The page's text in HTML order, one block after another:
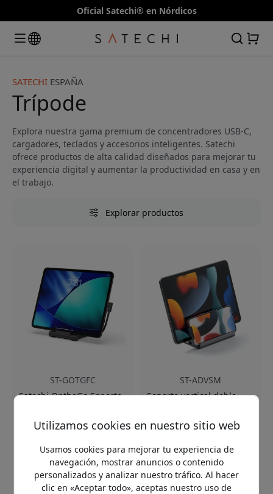
Oficial Satechi® en Nórdicos
SATECHI ESPAÑA
Trípode
Explora nuestra gama premium de concentradores USB-C,
cargadores, teclados y accesorios inteligentes. Satechi
ofrece productos de alta calidad diseñados para mejorar tu
experiencia digital y aumentar la productividad en casa y en
el trabajo.
Explorar productos
ST-GOTGFC
Satechi OntheGo Soporte
carga de 100 W y puertos
dispositivos USB-C -
Negro espacial
Soporte ajustable para
iPad con acolchado
ST-ADVSM
Soporte vertical doble
aluminio y almohadillas
espacial
Espacio doble para
portátil y tableta
Construcción robusta de
Utilizamos cookies en nuestro sitio web
Usamos cookies para mejorar tu experiencia de
navegación, mostrar anuncios o contenido
personalizados y analizar nuestro tráfico. Al hacer
clic en «Aceptar todo», aceptas nuestro uso de